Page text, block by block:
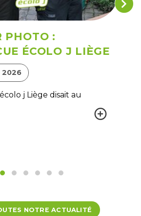
PHOTO :
ÉCOLO J LIÈGE
2026
j Liège disait au
NOTRE ACTUALITÉ